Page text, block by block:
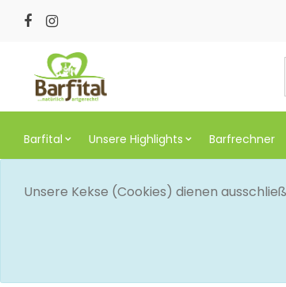
Barfital Unsere Highlights Barfrechner
Unsere Kekse (Cookies) dienen